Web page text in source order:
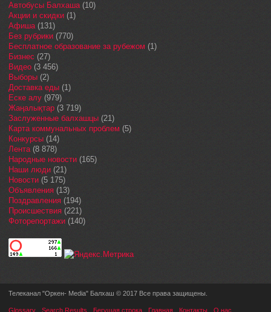
Автобусы Балхаша(10)
Акции и скидки (1)
Афиша(131)
Без рубрики (770)
Бесплатное образование за рубежом (1)
Бизнес (27)
Видео (3 456)
Выборы (2)
Доставка еды (1)
Еске алу (979)
Жаңалықтар (3 719)
Заслуженные балхашцы (21)
Карта коммунальных проблем (5)
Конкурсы (14)
Лента(8 878)
Народные новости (165)
Наши люди (21)
Новости (5 175)
Объявления (13)
Поздравления (194)
Происшествия (221)
Фоторепортажи (140)
Телеканал "Оркен- Media" Балхаш © 2017 Все права защищены.
Glossary Search Results Бегущая строка Главная Контакты О нас